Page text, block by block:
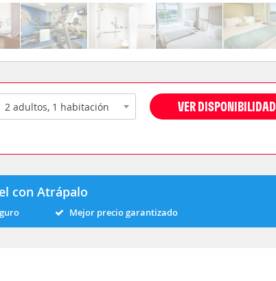
VER DISPONIBILIDAD
con Atrápalo
Mejor precio garantizado